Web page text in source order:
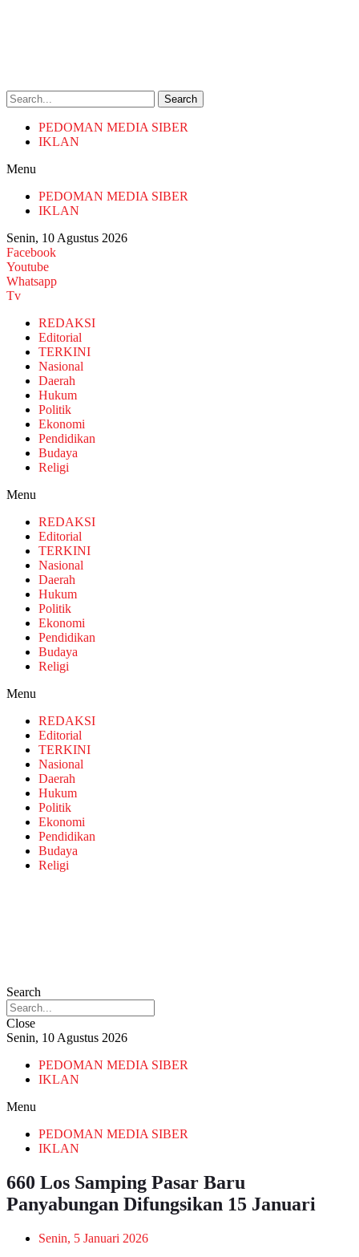
Search
PEDOMAN MEDIA SIBER
IKLAN
Menu
PEDOMAN MEDIA SIBER
IKLAN
Senin, 10 Agustus 2026
Facebook
Youtube
Whatsapp
Tv
REDAKSI
Editorial
TERKINI
Nasional
Daerah
Hukum
Politik
Ekonomi
Pendidikan
Budaya
Religi
Menu
REDAKSI
Editorial
TERKINI
Nasional
Daerah
Hukum
Politik
Ekonomi
Pendidikan
Budaya
Religi
Menu
REDAKSI
Editorial
TERKINI
Nasional
Daerah
Hukum
Politik
Ekonomi
Pendidikan
Budaya
Religi
Search
Close
Senin, 10 Agustus 2026
PEDOMAN MEDIA SIBER
IKLAN
Menu
PEDOMAN MEDIA SIBER
IKLAN
660 Los Samping Pasar Baru
Panyabungan Difungsikan 15 Januari
Senin, 5 Januari 2026